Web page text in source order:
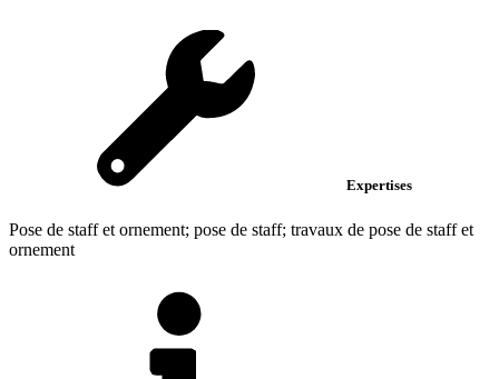
Expertises
Pose de staff et ornement; pose de staff; travaux de pose de staff et
ornement